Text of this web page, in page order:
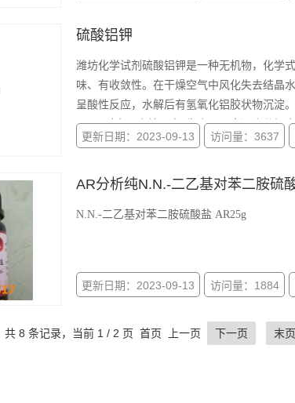
硫酸铝钾
潍坊化学试剂硫酸铝钾是一种无机物，化学
味、有收敛性。在干燥空气中风化失去结晶
呈酸性反应，水解后有氢氧化铝胶状物沉淀
200℃时十二个结晶水*失去，更高温度分解
更新日期：2023-09-13 访问量：3637
AR分析纯N.N.-二乙基对苯二胺硫
N.N.-二乙基对苯二胺硫酸盐 AR25g
更新日期：2023-09-13 访问量：1884
共 8 条记录，当前 1 / 2 页 首页 上一页 下一页 末页